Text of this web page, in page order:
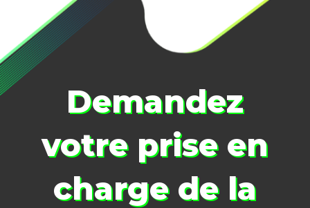
Demandez
votre prise en
charge de la